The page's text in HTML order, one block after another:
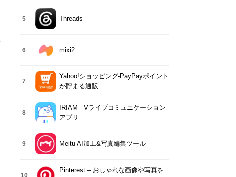
5 Threads
6 mixi2
7
Yahoo!ショッピング-PayPayポイント
が貯まる通販
8
IRIAM - Vライブコミュニケーション
アプリ
9 Meitu AI加工&写真編集ツール
10
Pinterest – おしゃれな画像や写真を